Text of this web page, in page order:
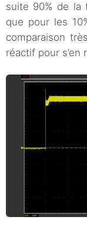
suite 90% de la
que pour les
comparaison
réactif pour s’en